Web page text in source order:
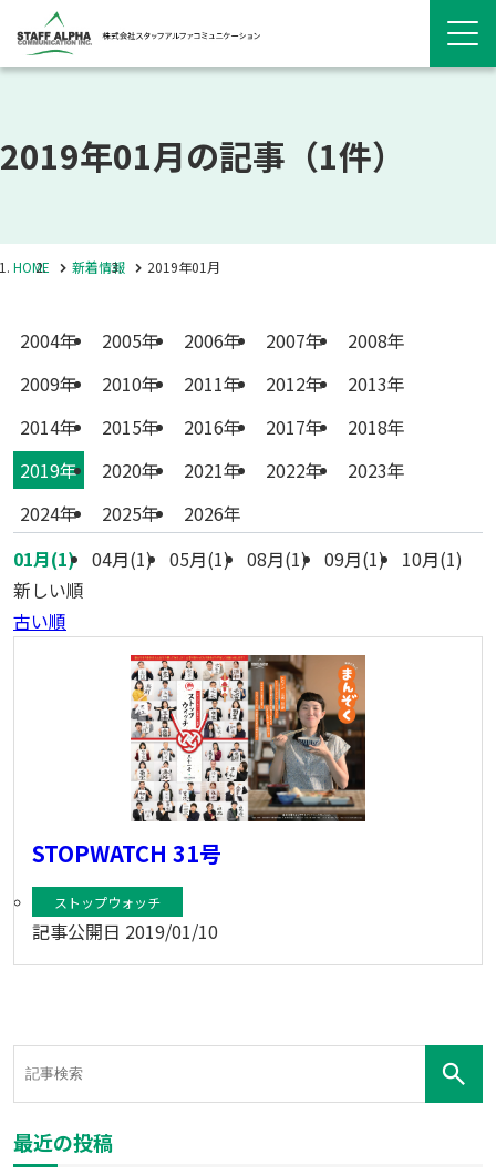
2019年01月の記事 （1件）
HOME 新着情報 2019年01月
2004年 2005年 2006年 2007年
2008年
2009年
2010年 2011年 2012年
2013年
2014年
2015年 2016年 2017年
2018年
2019年
2020年 2021年 2022年
2023年
2024年
2025年
2026年
01月(1)
04月(1) 05月(1) 08月(1) 09月(1)
10月(1)
新しい順
古い順
STOPWATCH 31号
ストップウォッチ
記事公開日 2019/01/10
最近の投稿